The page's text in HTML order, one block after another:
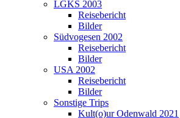
LGKS 2003
Reisebericht
Bilder
Südvogesen 2002
Reisebericht
Bilder
USA 2002
Reisebericht
Bilder
Sonstige Trips
Kult(o)ur Odenwald 2021